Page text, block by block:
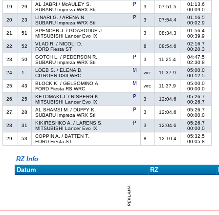
19.
29
AL JABRI / McAULEY S.
SUBARU Impreza WRX Sti
3 07:51.5
01:13.6
00:09.0
20.
23
LINARI G. / ARENA N.
SUBARU Impreza WRX Sti
3 07:54.4
01:16.5
00:02.9
21.
51
SPENCER J. / GOASODUE J.
MITSUBISHI Lancer Evo IX
3 08:34.3
01:56.4
00:39.9
22.
52
VLAD R. / NICOLI D.
FORD Fiesta ST
8 08:54.6
02:16.7
00:20.3
23.
50
GOTCH L. / PEDERSON R.
SUBARU Impreza WRX Sti
3 11:25.4
04:47.5
02:30.8
24.
1
LOEB S. / ELENA D.
CITROËN DS3 WRC
wrc 11:37.9
05:00.0
00:12.5
25.
43
BLOCK K. / GELSOMINO A.
FORD Fiesta RS WRC
wrc 11:37.9
05:00.0
00:00.0
26.
25
KETOMÄKI J. / RISBERG K.
MITSUBISHI Lancer Evo IX
3 12:04.6
05:26.7
00:26.7
27.
28
AL SHAMSI M. / DUFFY K.
SUBARU Impreza WRX Sti
3 12:04.6
05:26.7
00:00.0
28.
31
KIKIRESHKO A. / LARENS S.
MITSUBISHI Lancer Evo IX
3 12:04.6
05:26.7
00:00.0
29.
53
COPPIN A. / BATTEN T.
FORD Fiesta ST
8 12:10.4
05:32.5
00:05.8
RZ Info
Datum
RZ